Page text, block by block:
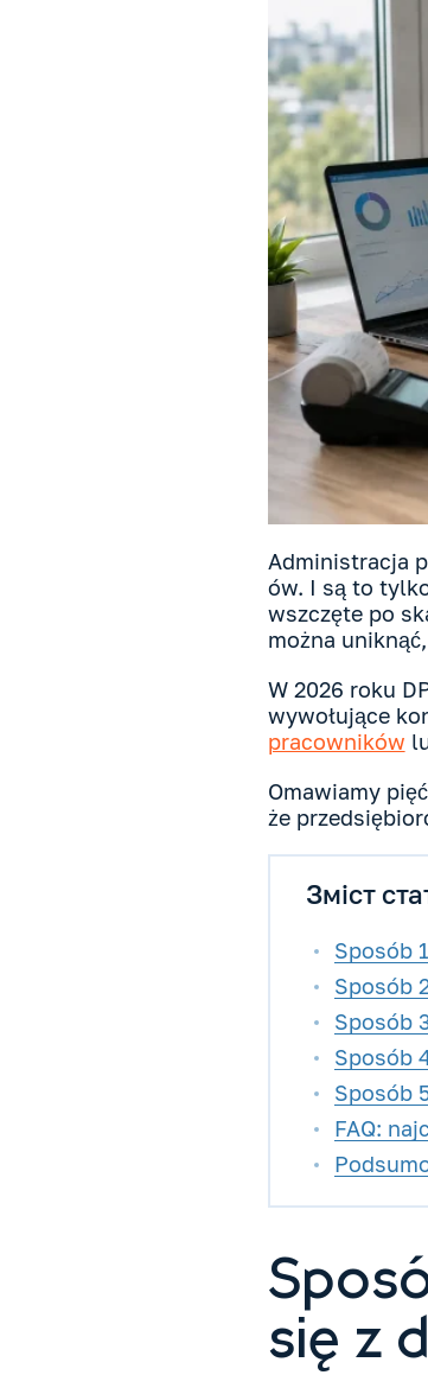
Administracja
ów. I są to
wszczęte po
można
W 2026 roku
wywołujące
pracowników
Omawiamy
że
Зміст
Sposób
Sposób
Sposób
Sposób
Sposób
FAQ:
się z